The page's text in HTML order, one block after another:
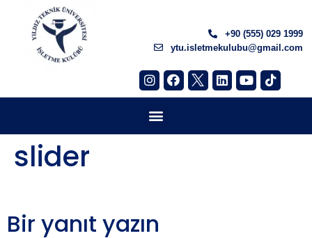
+90 (555) 029 1999
ytu.isletmekulubu@gmail.com
slider
Bir yanıt yazın